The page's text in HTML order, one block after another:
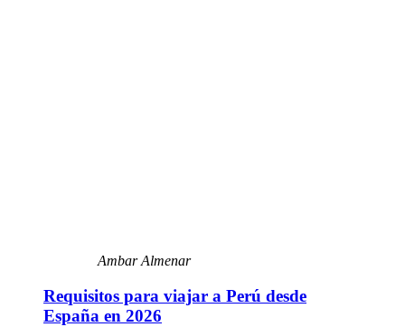
Ambar Almenar
Requisitos para viajar a Perú desde
España en 2026